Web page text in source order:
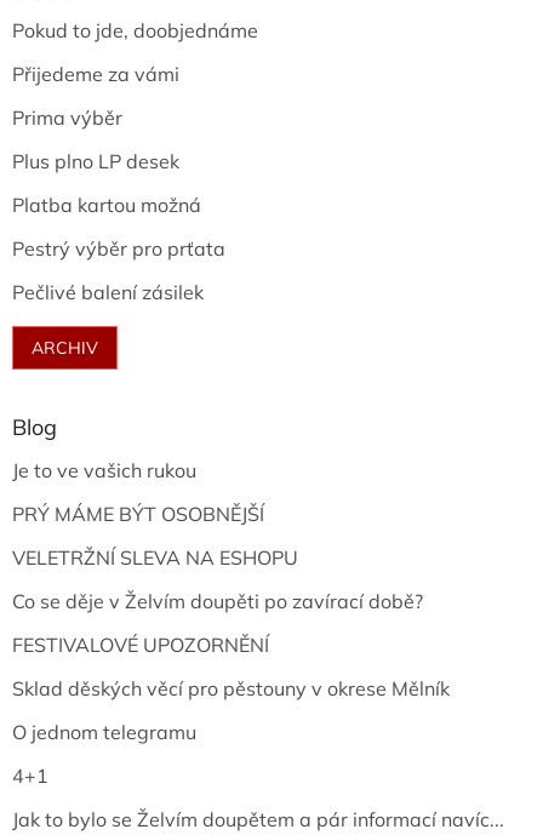
Pokud to jde, doobjednáme
Přijedeme za vámi
Prima výběr
Plus plno LP desek
Platba kartou možná
Pestrý výběr pro prťata
Pečlivé balení zásilek
ARCHIV
Blog
Je to ve vašich rukou
PRÝ MÁME BÝT OSOBNĚJŠÍ
VELETRŽNÍ SLEVA NA ESHOPU
Co se děje v Želvím doupěti po zavírací době?
FESTIVALOVÉ UPOZORNĚNÍ
Sklad děských věcí pro pěstouny v okrese Mělník
O jednom telegramu
4+1
Jak to bylo se Želvím doupětem a pár informací navíc...